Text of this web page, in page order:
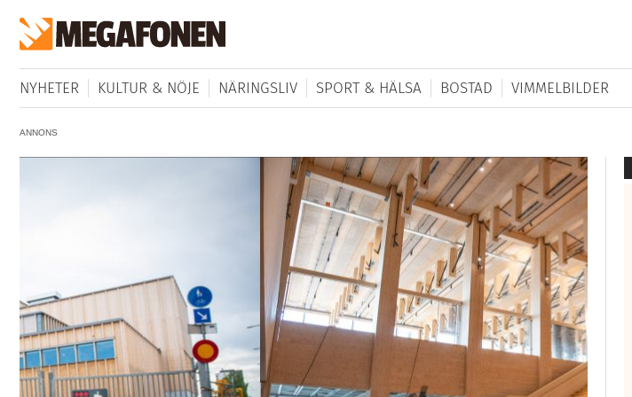
NYHETER KULTUR & NÖJE NÄRINGSLIV SPORT & HÄLSA BOSTAD VIMMELBILDER
ANNONS